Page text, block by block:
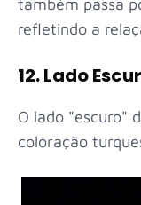
refletindo a
12. Lado
O lado "escuro"
coloração